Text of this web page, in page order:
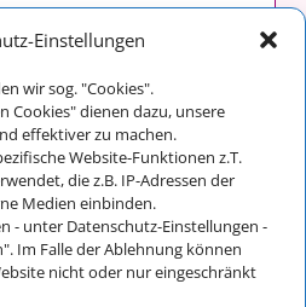
Einstellungen
wir sog. "Cookies".
Cookies" dienen dazu, unsere
effektiver zu machen.
Website-Funktionen z.T.
die z.B. IP-Adressen der
Medien einbinden.
- unter Datenschutz-Einstellungen -
Im Falle der Ablehnung können
nicht oder nur eingeschränkt
& Co. KG
Berchtesgaden
8657/648
712